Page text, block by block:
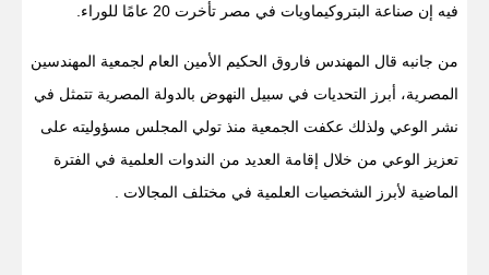
فيه إن صناعة البتروكيماويات في مصر تأخرت 20 عامًا للوراء.
من جانبه قال المهندس فاروق الحكيم الأمين العام لجمعية المهندسين
المصرية، أبرز التحديات في سبيل النهوض بالدولة المصرية تتمثل في
نشر الوعي ولذلك عكفت الجمعية منذ تولي المجلس مسؤوليته على
تعزيز الوعي من خلال إقامة العديد من الندوات العلمية في الفترة
الماضية لأبرز الشخصيات العلمية في مختلف المجالات .